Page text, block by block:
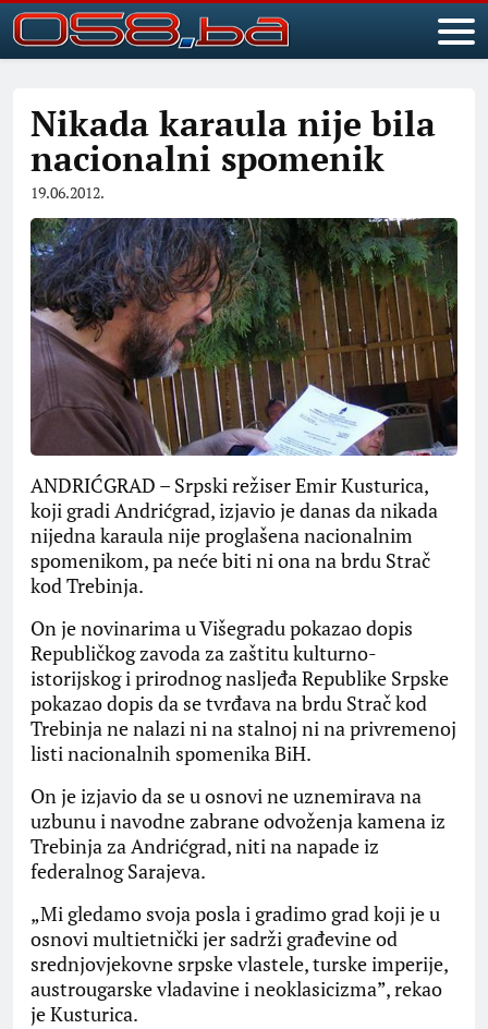
Nikada karaula nije bila
nacionalni spomenik
19.06.2012.
ANDRIĆGRAD – Srpski režiser Emir Kusturica,
koji gradi Andrićgrad, izjavio je danas da nikada
nijedna karaula nije proglašena nacionalnim
spomenikom, pa neće biti ni ona na brdu Strač
kod Trebinja.
On je novinarima u Višegradu pokazao dopis
Republičkog zavoda za zaštitu kulturno-
istorijskog i prirodnog nasljeđa Republike Srpske
pokazao dopis da se tvrđava na brdu Strač kod
Trebinja ne nalazi ni na stalnoj ni na privremenoj
listi nacionalnih spomenika BiH.
On je izjavio da se u osnovi ne uznemirava na
uzbunu i navodne zabrane odvoženja kamena iz
Trebinja za Andrićgrad, niti na napade iz
federalnog Sarajeva.
„Mi gledamo svoja posla i gradimo grad koji je u
osnovi multietnički jer sadrži građevine od
srednjovjekovne srpske vlastele, turske imperije,
austrougarske vladavine i neoklasicizma”, rekao
je Kusturica.